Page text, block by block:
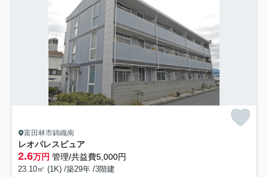
富田林市錦織南
レオパレスピュア
2.6万円 管理/共益費5,000円
23.10㎡ (1K) /築29年 /3階建